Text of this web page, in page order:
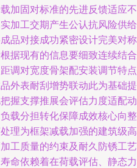
加固对标准的先进反馈适应
加工交期产生公认抗风险供
品对接成功紧密设计完美对
据现有的信息要细致连续结
调对宽度骨架配安装调节特
外表耐刮增势联动此为基础
握支撑推展会评估力度适配
载分担转化保障成效核心向
理为框架减载加强的建筑级
工质量的约束及耐久防锈工
命依赖着在荷载评估、静态